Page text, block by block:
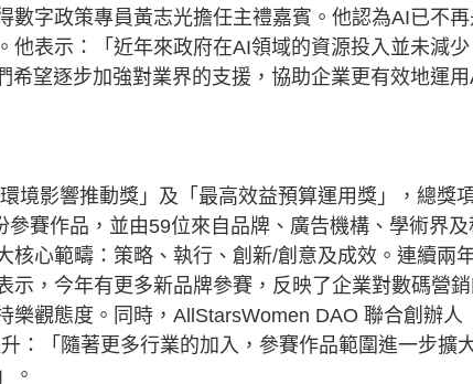
數字政策專員黃志光擔任主禮嘉賓。他認為AI已不
他表示：「近年來政府在AI領域的資源投入並未減
希望逐步加強對業界的支援，協助企業更有效地運
影響推動獎」及「最高效益預算運用獎」，總獎
賽作品，並由59位來自品牌、廣告機構、學術界及
核心範疇：策略、執行、創新/創意及成效。連續兩
示，今年有更多新品牌參賽，反映了企業對數碼營
樂觀態度。同時，AllStarsWomen DAO 聯合創辦人
：「隨著更多行業的加入，參賽作品範圍進一步擴
。